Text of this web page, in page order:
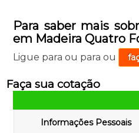
Para saber mais
em Madeira Quatro
Ligue para ou para ou
Faça sua cotação
Informações Pessoais